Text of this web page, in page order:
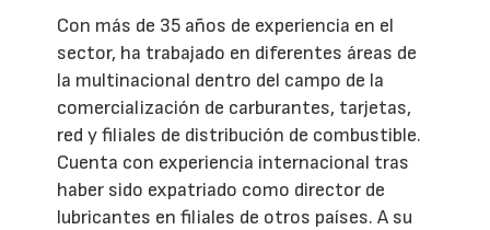
Con más de 35 años de experiencia en el
sector, ha trabajado en diferentes áreas de
la multinacional dentro del campo de la
comercialización de carburantes, tarjetas,
red y filiales de distribución de combustible.
Cuenta con experiencia internacional tras
haber sido expatriado como director de
lubricantes en filiales de otros países. A su